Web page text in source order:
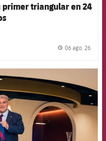
primer triangular en 24
06 ago. 26